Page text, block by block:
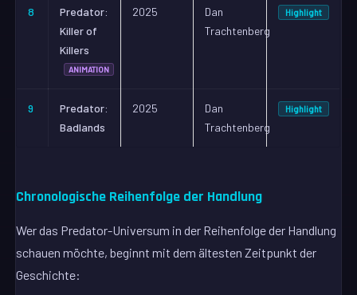
8
Predator:
Killer of
Killers
ANIMATION
2025
Dan
Trachtenberg
Highlight
9
Predator:
Badlands
2025
Dan
Trachtenberg
Highlight
Chronologische Reihenfolge der Handlung
Wer das Predator-Universum in der Reihenfolge der Handlung
schauen möchte, beginnt mit dem ältesten Zeitpunkt der
Geschichte: